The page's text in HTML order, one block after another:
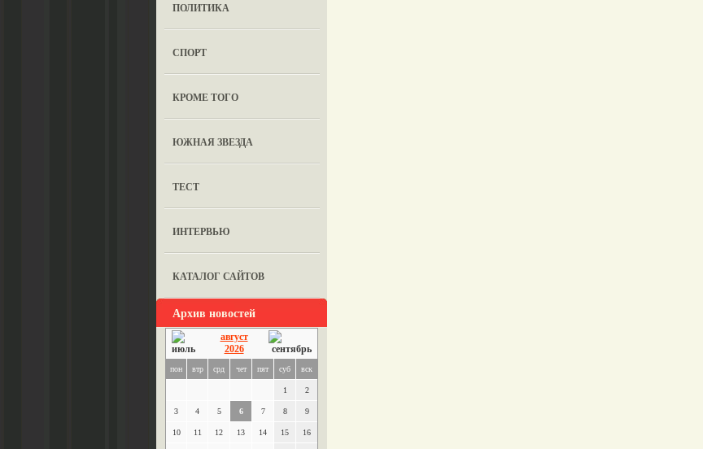
ПОЛИТИКА
СПОРТ
КРОМЕ ТОГО
ЮЖНАЯ ЗВЕЗДА
ТЕСТ
ИНТЕРВЬЮ
КАТАЛОГ САЙТОВ
Архив новостей
август
2026
пон втр срд чет пят суб вск
1 2
3 4 5 6 7 8 9
10 11 12 13 14 15 16